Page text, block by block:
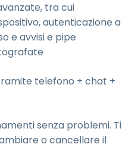
tra cui
autenticazione a
e avvisi e pipe
telefono + chat +
senza problemi. Ti
o cancellare il